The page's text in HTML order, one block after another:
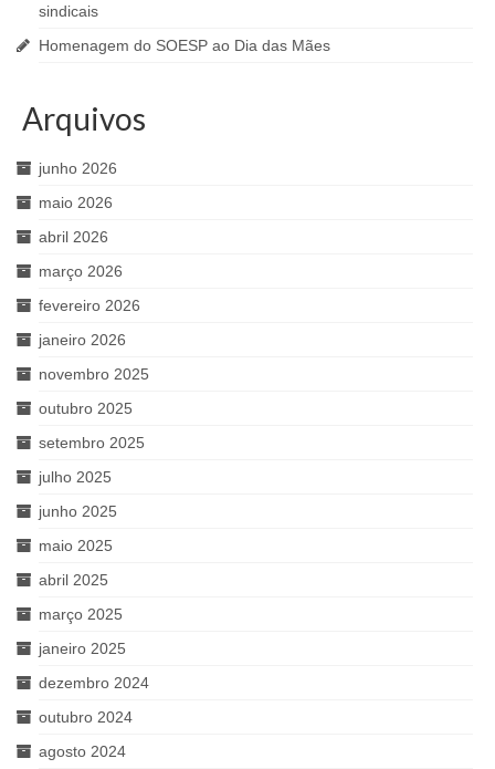
sindicais
Homenagem do SOESP ao Dia das Mães
Arquivos
junho 2026
maio 2026
abril 2026
março 2026
fevereiro 2026
janeiro 2026
novembro 2025
outubro 2025
setembro 2025
julho 2025
junho 2025
maio 2025
abril 2025
março 2025
janeiro 2025
dezembro 2024
outubro 2024
agosto 2024